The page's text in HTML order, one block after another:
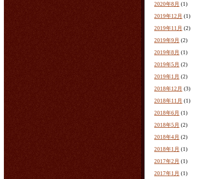
2020年8月 (1)
2019年12月 (1)
2019年11月 (2)
2019年9月 (2)
2019年8月 (1)
2019年5月 (2)
2019年1月 (2)
2018年12月 (3)
2018年11月 (1)
2018年6月 (1)
2018年5月 (2)
2018年4月 (2)
2018年1月 (1)
2017年2月 (1)
2017年1月 (1)